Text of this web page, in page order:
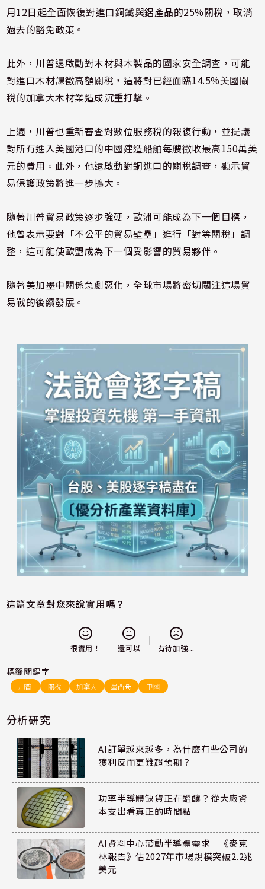
月12日起全面恢復對進口鋼鐵與鋁產品的25%關稅，取消
過去的豁免政策。
此外，川普還啟動對木材與木製品的國家安全調查，可能
對進口木材課徵高額關稅，這將對已經面臨14.5%美國關
稅的加拿大木材業造成沉重打擊。
上週，川普也重新審查對數位服務稅的報復行動，並提議
對所有進入美國港口的中國建造船舶每艘徵收最高150萬美
元的費用。此外，他還啟動對銅進口的關稅調查，顯示貿
易保護政策將進一步擴大。
隨著川普貿易政策逐步強硬，歐洲可能成為下一個目標，
他曾表示要對「不公平的貿易壁壘」進行「對等關稅」調
整，這可能使歐盟成為下一個受影響的貿易夥伴。
隨著美加墨中關係急劇惡化，全球市場將密切關注這場貿
易戰的後續發展。
這篇文章對您來說實用嗎？
很實用！ 還可以 有待加強...
標籤關鍵字
川普 關稅 加拿大 墨西哥 中國
分析研究
AI訂單越來越多，為什麼有些公司的
獲利反而更難超預期？
功率半導體缺貨正在醞釀？從大廠資
本支出看真正的時間點
AI資料中心帶動半導體需求 《麥克
林報告》估2027年市場規模突破2.2兆
美元